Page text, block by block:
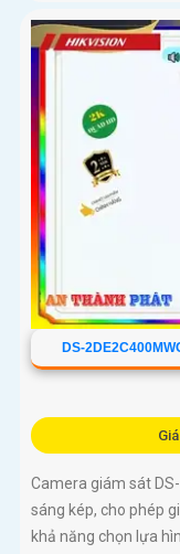
DS-
Camera giám sát
sáng kép, cho phép
khả năng chọn lựa